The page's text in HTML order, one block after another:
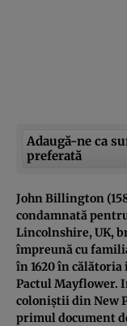
Adaugă-ne ca
preferată
John Billington
condamnată
Lincolnshire, UK,
împreună cu
în 1620 în călătoria
Pactul Mayflower.
coloniștii din New
primul document